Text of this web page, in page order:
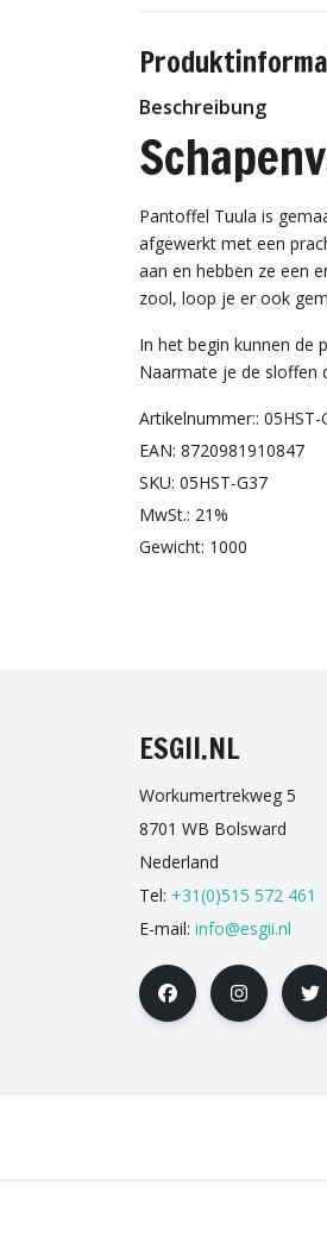
Beschreibung
Pantoffel Tuula is
afgewerkt met een
aan en hebben ze een
zool, loop je er ook
In het begin kunnen de
Naarmate je de sloffen
Artikelnummer:: 05HST-
EAN: 8720981910847
SKU: 05HST-G37
MwSt.: 21%
Gewicht: 1000
ESGII.NL
Workumertrekweg 5
8701 WB Bolsward
Nederland
Tel: +31(0)515 572 461
E-mail: info@esgii.nl